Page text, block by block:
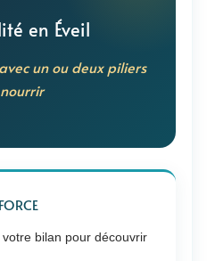
en Éveil
un ou deux piliers
bilan pour découvrir